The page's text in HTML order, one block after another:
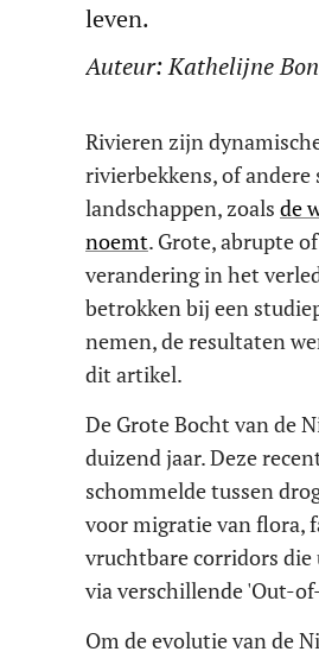
leven.
Auteur: Kathelijne
Rivieren zijn
rivierbekkens, of andere
landschappen, zoals de
noemt. Grote, abrupte
verandering in het
betrokken bij een
nemen, de resultaten
dit artikel.
De Grote Bocht van de
duizend jaar. Deze
schommelde tussen
voor migratie van flora,
vruchtbare corridors
via verschillende 'Out-
Om de evolutie van de